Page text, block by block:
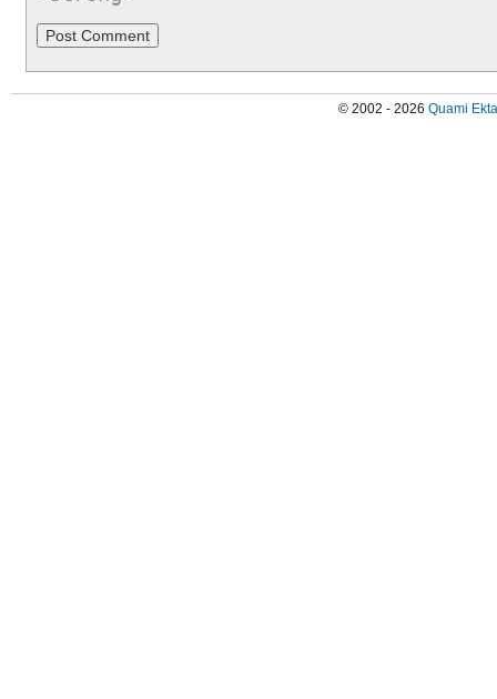
© 2002 - 2026 Quami